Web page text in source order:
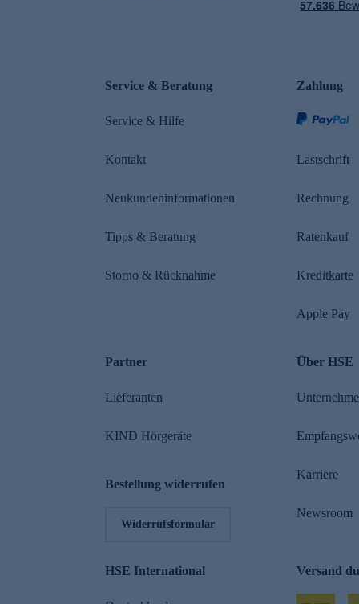
Service & Beratung
Service & Hilfe
Kontakt
Neukundeninformationen
Tipps & Beratung
Storno & Rücknahme
Zahlung
Lastschrift
Rechnung
Ratenkauf
Kreditkarte
Apple Pay
Partner
Lieferanten
KIND Hörgeräte
Bestellung widerrufen
Widerrufsformular
Über HSE
Karriere
Newsroom
HSE International Versand